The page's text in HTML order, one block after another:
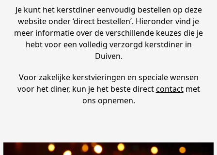
Je kunt het kerstdiner eenvoudig bestellen op deze
website onder ‘direct bestellen’. Hieronder vind je
meer informatie over de verschillende keuzes die je
hebt voor een volledig verzorgd kerstdiner in
Duiven.
Voor zakelijke kerstvieringen en speciale wensen
voor het diner, kun je het beste directcontactmet
ons opnemen.